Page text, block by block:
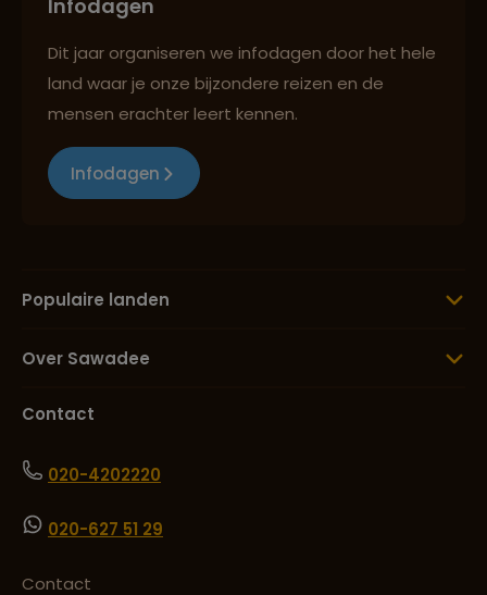
Infodagen
Dit jaar organiseren we infodagen door het hele
land waar je onze bijzondere reizen en de
mensen erachter leert kennen.
Infodagen
Populaire landen
Over Sawadee
Contact
020-4202220
020-627 51 29
Contact